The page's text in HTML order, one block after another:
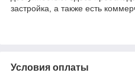
застройка, а также есть
Условия оплаты